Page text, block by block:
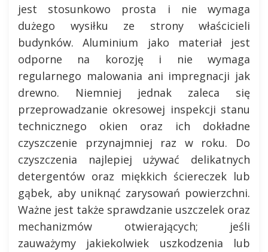
jest stosunkowo prosta i nie wymaga
dużego wysiłku ze strony właścicieli
budynków. Aluminium jako materiał jest
odporne na korozję i nie wymaga
regularnego malowania ani impregnacji jak
drewno. Niemniej jednak zaleca się
przeprowadzanie okresowej inspekcji stanu
technicznego okien oraz ich dokładne
czyszczenie przynajmniej raz w roku. Do
czyszczenia najlepiej używać delikatnych
detergentów oraz miękkich ściereczek lub
gąbek, aby uniknąć zarysowań powierzchni.
Ważne jest także sprawdzanie uszczelek oraz
mechanizmów otwierających; jeśli
zauważymy jakiekolwiek uszkodzenia lub